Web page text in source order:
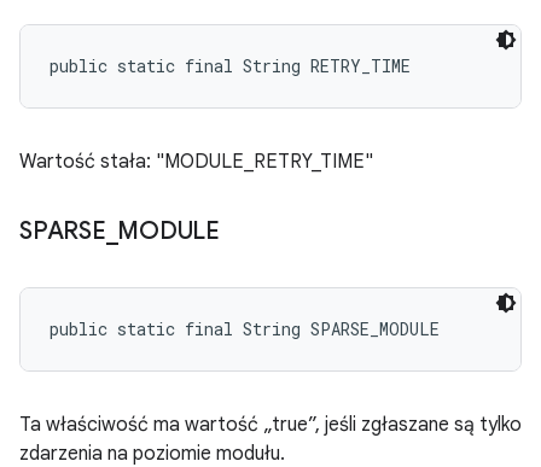
public static final String RETRY_TIME
Wartość stała: "MODULE_RETRY_TIME"
SPARSE MODULE
public static final String SPARSE_MODULE
Ta właściwość ma wartość „true”, jeśli zgłaszane są tylko
zdarzenia na poziomie modułu.